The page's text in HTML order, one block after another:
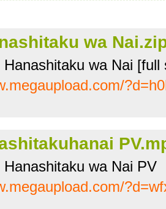
wa
Hanashitaku wa Nai [full
Hanashitaku wa Nai PV